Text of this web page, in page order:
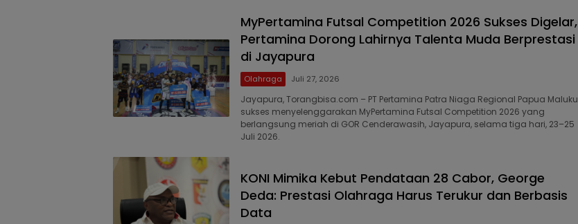
MyPertamina Futsal Competition 2026 Sukses Digelar,
Pertamina Dorong Lahirnya Talenta Muda Berprestasi
di Jayapura
Olahraga Juli 27, 2026
Jayapura, Torangbisa.com – PT Pertamina Patra Niaga Regional Papua Maluku
sukses menyelenggarakan MyPertamina Futsal Competition 2026 yang
berlangsung meriah di GOR Cenderawasih, Jayapura, selama tiga hari, 23–25
Juli 2026.
KONI Mimika Kebut Pendataan 28 Cabor, George
Deda: Prestasi Olahraga Harus Terukur dan Berbasis
Data